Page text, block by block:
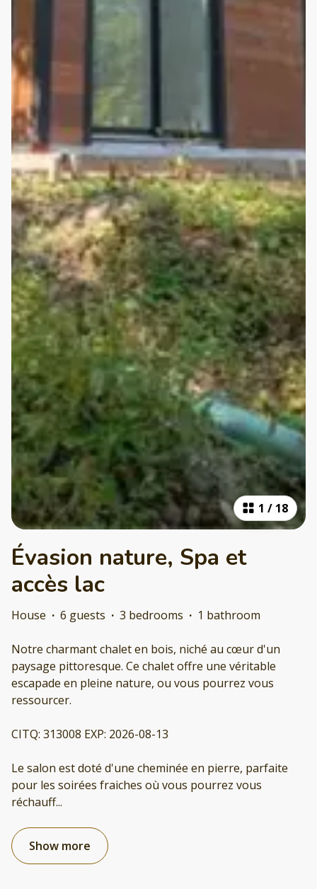
1 / 18
Évasion nature, Spa et
accès lac
House · 6 guests · 3 bedrooms · 1 bathroom
Notre charmant chalet en bois, niché au cœur d'un
paysage pittoresque. Ce chalet offre une véritable
escapade en pleine nature, ou vous pourrez vous
ressourcer.
CITQ: 313008 EXP: 2026-08-13
Le salon est doté d'une cheminée en pierre, parfaite
pour les soirées fraiches où vous pourrez vous
réchauff...
Show more